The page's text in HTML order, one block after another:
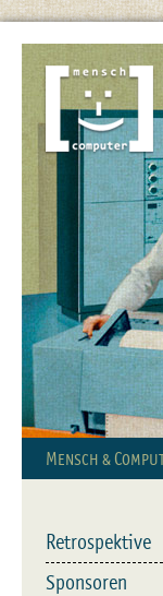
Mensch &
Retrospektive
Sponsoren